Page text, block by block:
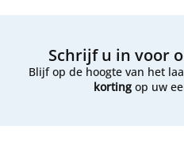
Schrijf u in voor
Blijf op de hoogte van het
kortingop uw